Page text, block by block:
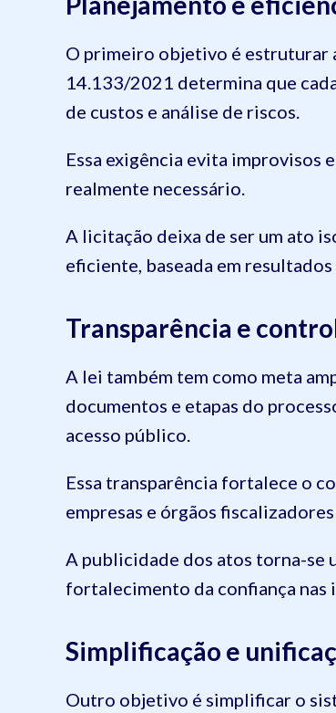
O primeiro objetivo é estruturar
14.133/2021 determina que
de custos e análise de riscos.
Essa exigência evita improvisos
realmente necessário.
A licitação deixa de ser um ato
eficiente, baseada em
Transparência e
A lei também tem como meta
documentos e etapas do
acesso público.
Essa transparência fortalece o
empresas e órgãos
A publicidade dos atos torna-se
fortalecimento da confiança nas
Simplificação e
Outro objetivo é simplificar o